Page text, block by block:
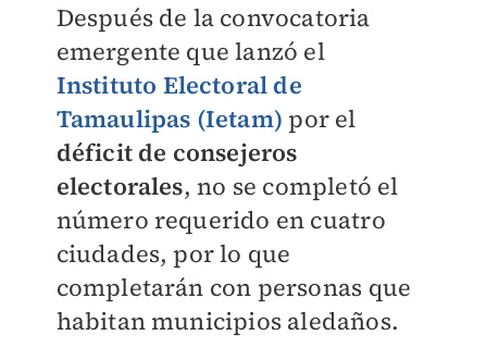
Después de la convocatoria
emergente que lanzó el
Instituto Electoral de
Tamaulipas (Ietam) por el
déficit de consejeros
electorales, no se completó el
número requerido en cuatro
ciudades, por lo que
completarán con personas que
habitan municipios aledaños.